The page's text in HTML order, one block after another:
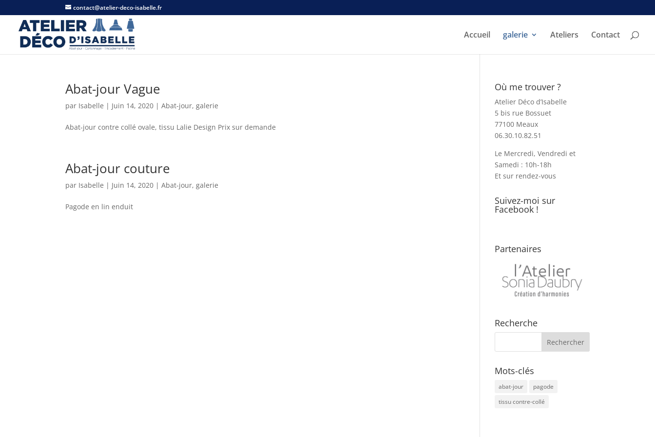
contact@atelier-deco-isabelle.fr
Accueil galerie Ateliers Contact
Abat-jour Vague
par Isabelle | Juin 14, 2020 |Abat-jour,galerie
Abat-jour contre collé ovale, tissu Lalie Design Prix sur demande
Abat-jour couture
par Isabelle | Juin 14, 2020 |Abat-jour,galerie
Pagode en lin enduit
Où me trouver ?
Atelier Déco d’Isabelle
5 bis rue Bossuet
77100 Meaux
06.30.10.82.51
Le Mercredi, Vendredi et
Samedi : 10h-18h
Et sur rendez-vous
Suivez-moi sur
Facebook !
Partenaires
Recherche
Mots-clés
abat-jour
pagode
tissu contre-collé